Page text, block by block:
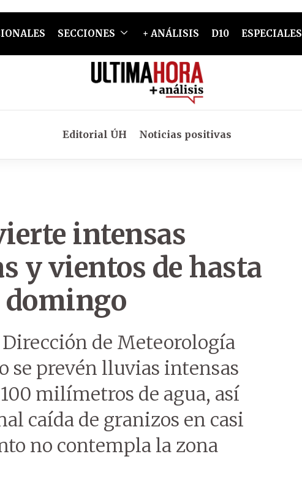
SECCIONES + ANÁLISIS D10 ESPECIALES
Editorial ÚH Noticias positivas
intensas
y vientos de hasta
domingo
de Meteorología
se prevén lluvias intensas
milímetros de agua, así
caída de granizos en casi
no contempla la zona